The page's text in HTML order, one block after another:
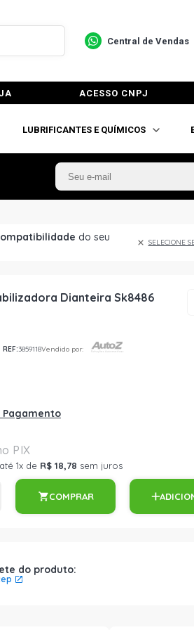
Central de Vendas
ACESSO CNPJ
LUBRIFICANTES E QUÍMICOS
do seu
SELECIONE
Dianteira Sk8486
REF:3859118Vendido por:
Pagamento
1x de R$ 18,78 sem juros
COMPRAR
do produto: